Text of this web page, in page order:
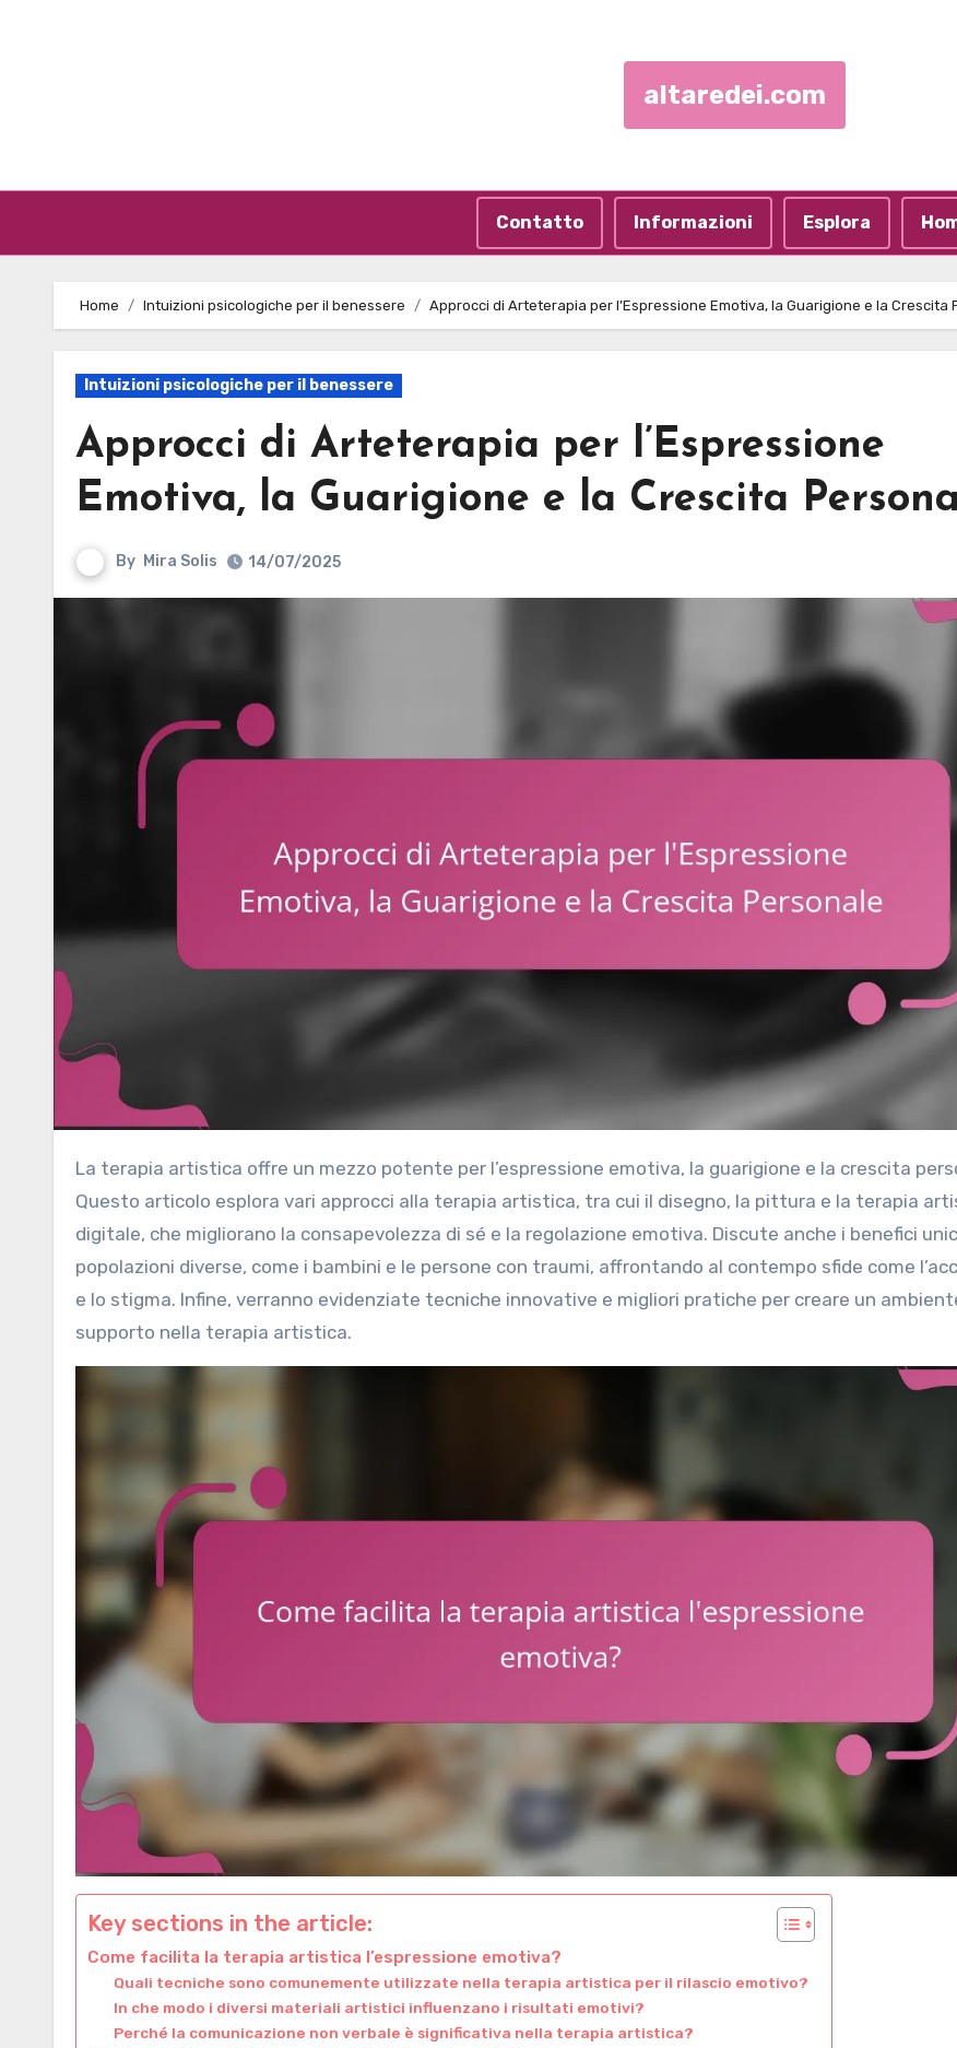
altaredei.com
Contatto Informazioni Esplora
Home Intuizioni psicologiche per il benessere Approcci di Arteterapia per l’Espressione Emotiva, la Guarigione e la Crescita
Intuizioni psicologiche per il benessere
Approcci di Arteterapia per l’Espressione
Emotiva, la Guarigione e la Crescita
By Mira Solis 14/07/2025
La terapia artistica offre un mezzo potente per l’espressione emotiva, la guarigione e la crescita personale.
Questo articolo esplora vari approcci alla terapia artistica, tra cui il disegno, la pittura e la terapia
digitale, che migliorano la consapevolezza di sé e la regolazione emotiva. Discute anche i benefici
popolazioni diverse, come i bambini e le persone con traumi, affrontando al contempo sfide come
e lo stigma. Infine, verranno evidenziate tecniche innovative e migliori pratiche per creare un
supporto nella terapia artistica.
Key sections in the article:
Come facilita la terapia artistica l’espressione emotiva?
Quali tecniche sono comunemente utilizzate nella terapia artistica per il rilascio emotivo?
In che modo i diversi materiali artistici influenzano i risultati emotivi?
Perché la comunicazione non verbale è significativa nella terapia artistica?